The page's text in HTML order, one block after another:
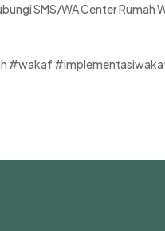
SMS/WA Center Rumah